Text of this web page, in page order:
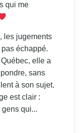
qui me
les jugements
échappé.
elle a
sans
à son sujet.
est clair :
qui...